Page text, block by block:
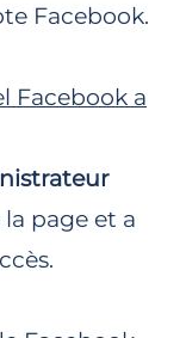
Facebook.
Facebook a
page et a